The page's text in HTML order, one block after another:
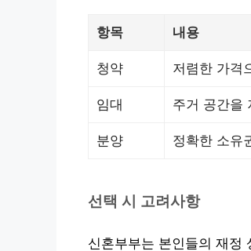
항목 내용
청약 저렴한 가격
임대 주거 공간을
분양 정확한 소유
선택 시 고려사항
신혼부부는 본인들의 재정